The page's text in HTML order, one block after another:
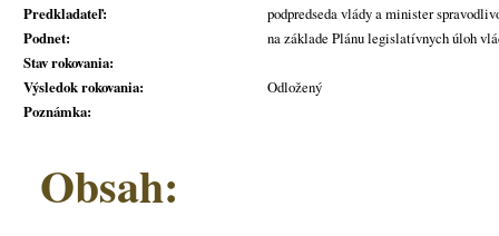
Predkladateľ:
podpredseda vlády a minister
Podnet:
na základe Plánu legislatívnych úloh
Stav rokovania:
Výsledok rokovania:
Odložený
Poznámka:
Obsah: